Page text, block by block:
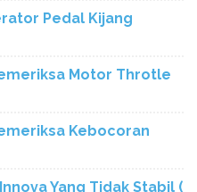
Pedal Kijang
Motor Throtle
Kebocoran
Yang Tidak Stabil (